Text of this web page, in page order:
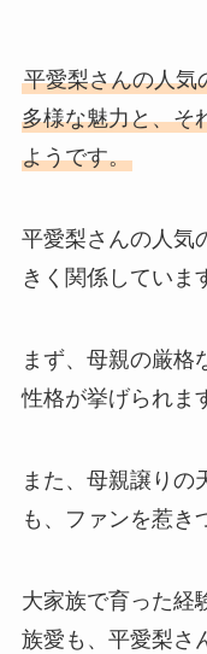
平愛梨さんの人気
多様な魅力と、そ
ようです。
平愛梨さんの人気
きく関係していま
まず、母親の厳格
性格が挙げられま
また、母親譲りの
も、ファンを惹き
大家族で育った経
族愛も、平愛梨さ